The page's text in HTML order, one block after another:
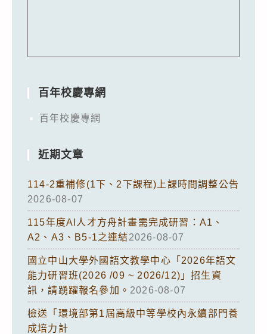
百年校慶專網
百年校慶專網
近期文章
114-2重補修(1下、2下課程)上課時間調整公告
2026-08-07
115年度AI人才方舟計畫需完成研習：A1、
A2、A3、B5-1之連結2026-08-07
國立中山大學外國語文教學中心「2026年語文
能力研習班(2026 /09 ~ 2026/12)」招生資
訊，請踴躍報名參加。 2026-08-07
檢送「環境部第1屆高級中等學校內永續部門養
成培力計